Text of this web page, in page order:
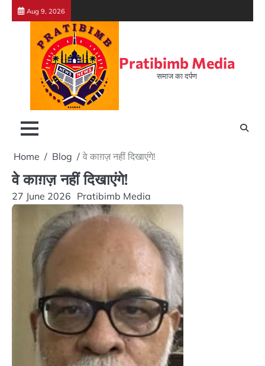
Skip
Aug 9, 2026
Pratibimb Media
समाज का दर्पण
Home Blog वे काग़ज़ नहीं दिखाएंगे!
वे काग़ज़ नहीं दिखाएंगे!
27 June 2026 Pratibimb Media